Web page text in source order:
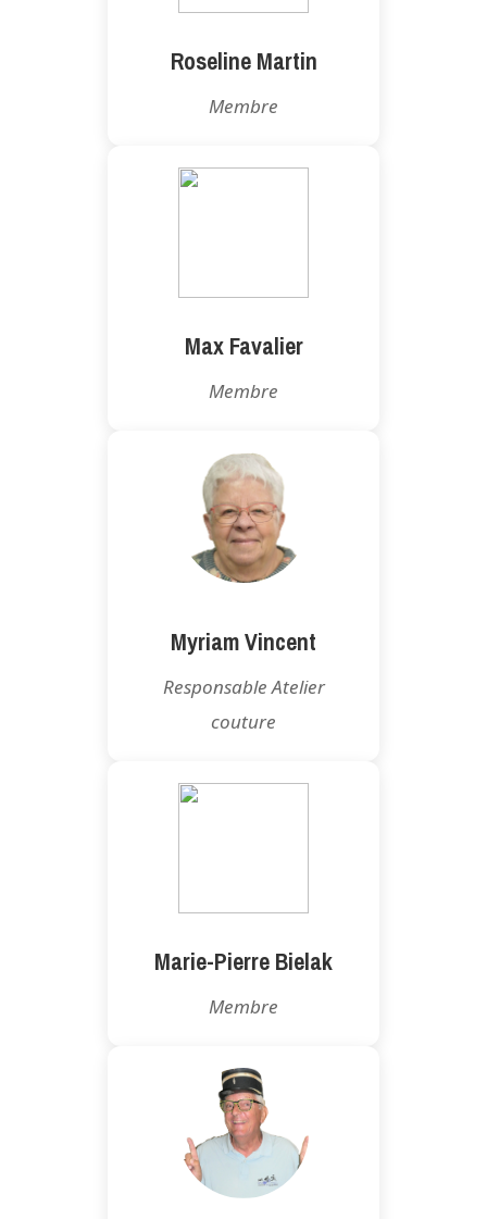
Roseline Martin
Membre
Max Favalier
Membre
Myriam Vincent
Responsable Atelier
couture
Marie-Pierre Bielak
Membre